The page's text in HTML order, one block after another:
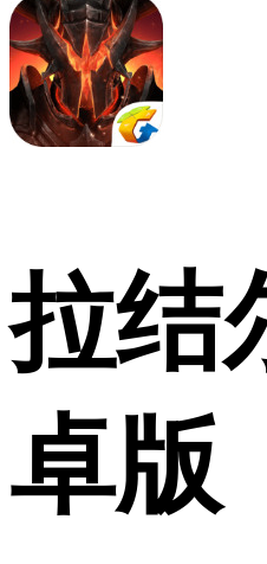
拉结
卓版